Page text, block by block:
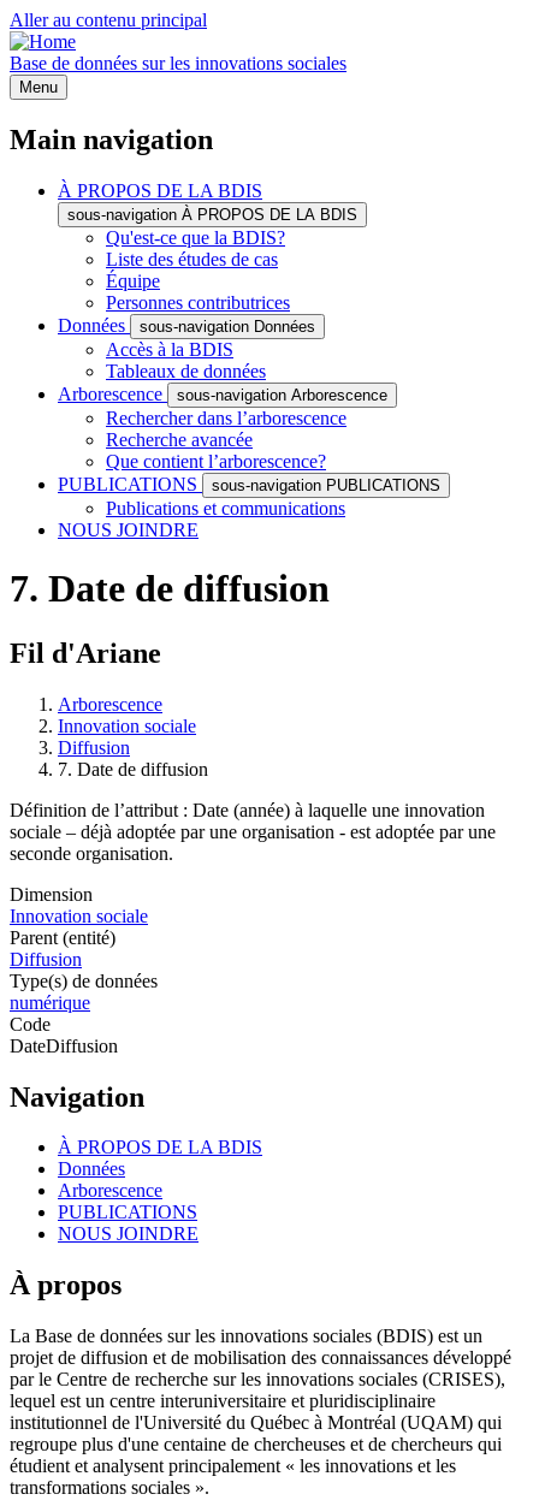
Aller au contenu principal
Base de données sur les innovations sociales
Menu
Main navigation
À PROPOS DE LA BDIS
sous-navigation À PROPOS DE LA BDIS
Qu'est-ce que la BDIS?
Liste des études de cas
Équipe
Personnes contributrices
Données
sous-navigation Données
Accès à la BDIS
Tableaux de données
Arborescence
sous-navigation Arborescence
Rechercher dans l’arborescence
Recherche avancée
Que contient l’arborescence?
PUBLICATIONS
sous-navigation PUBLICATIONS
Publications et communications
NOUS JOINDRE
7. Date de diffusion
Fil d'Ariane
Arborescence
Innovation sociale
Diffusion
7. Date de diffusion
Définition de l’attribut : Date (année) à laquelle une innovation
sociale – déjà adoptée par une organisation - est adoptée par une
seconde organisation.
Dimension
Innovation sociale
Parent (entité)
Diffusion
Type(s) de données
numérique
Code
DateDiffusion
Navigation
À PROPOS DE LA BDIS
Données
Arborescence
PUBLICATIONS
NOUS JOINDRE
À propos
La Base de données sur les innovations sociales (BDIS) est un
projet de diffusion et de mobilisation des connaissances développé
par le Centre de recherche sur les innovations sociales (CRISES),
lequel est un centre interuniversitaire et pluridisciplinaire
institutionnel de l'Université du Québec à Montréal (UQAM) qui
regroupe plus d'une centaine de chercheuses et de chercheurs qui
étudient et analysent principalement « les innovations et les
transformations sociales ».